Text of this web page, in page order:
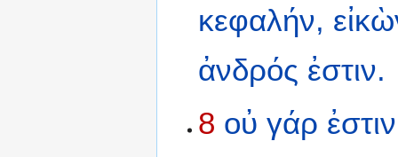
κεφαλήν,
ἀνδρός ἐστιν.
8 οὐ γάρ ἐστιν